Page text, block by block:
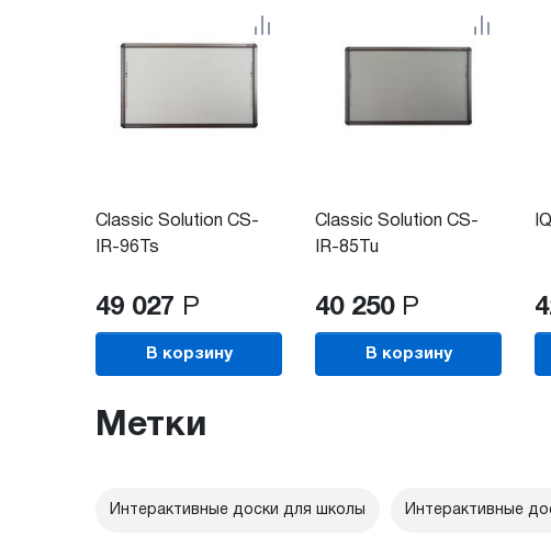
Classic Solution CS-
IR-96Ts
49 027 Р
В корзину
Classic Solution CS-
IR-85Tu
40 250 Р
В корзину
Метки
Интерактивные доски для школы Интерактивные